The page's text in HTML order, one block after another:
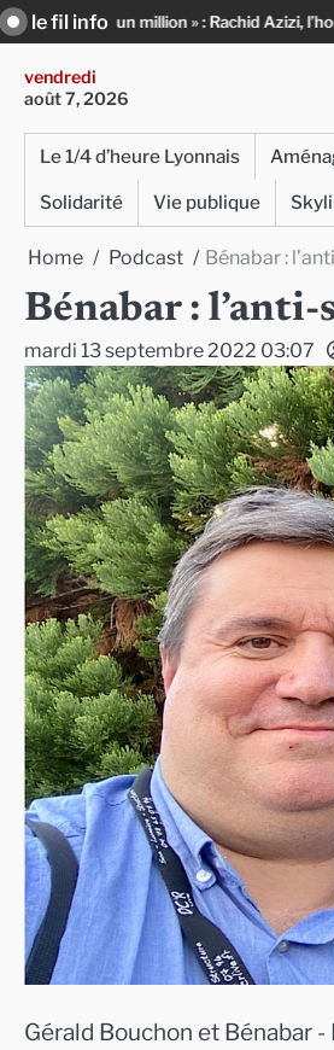
Skip
to
content
le fil info
Azizi, l’homme sous l’uniforme de police
vendredi
août 7, 2026
Le 1/4 d’heure Lyonnais
Solidarité
Vie publique
Home Podcast Bénabar :
Bénabar : l’anti-
mardi 13 septembre 2022 03:07
Gérald Bouchon et Bénabar -